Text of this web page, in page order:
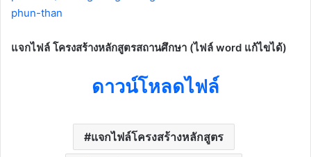
phun-than
แจกไฟล์ โครงสร้างหลักสูตรสถานศึกษา (ไฟล์ word แก้ไขได้)
ดาวน์โหลดไฟล์
แจกไฟล์โครงสร้างหลักสูตร